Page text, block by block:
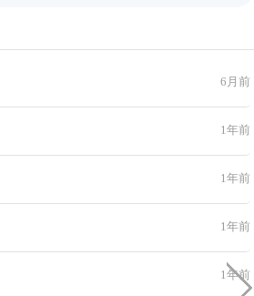
6月前
1年前
1年前
1年前
1年前